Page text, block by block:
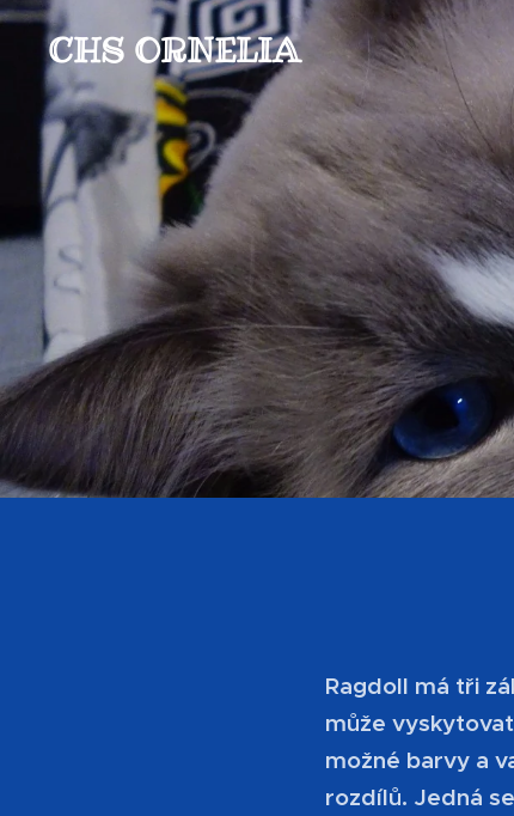
CHS ORNELIA
Ragdoll má tři
může
možné barvy a
rozdílů. Jedná